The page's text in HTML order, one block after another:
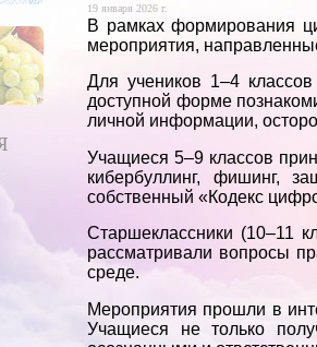
19 января 2026 г.
В рамках формирования
мероприятия,
Для учеников 1–4
доступной форме
личной информации,
Учащиеся 5–9 классов
кибербуллинг, фишинг,
собственный «Кодекс
Старшеклассники (10–11
рассматривали вопросы
среде.
Мероприятия прошли в
Учащиеся не только